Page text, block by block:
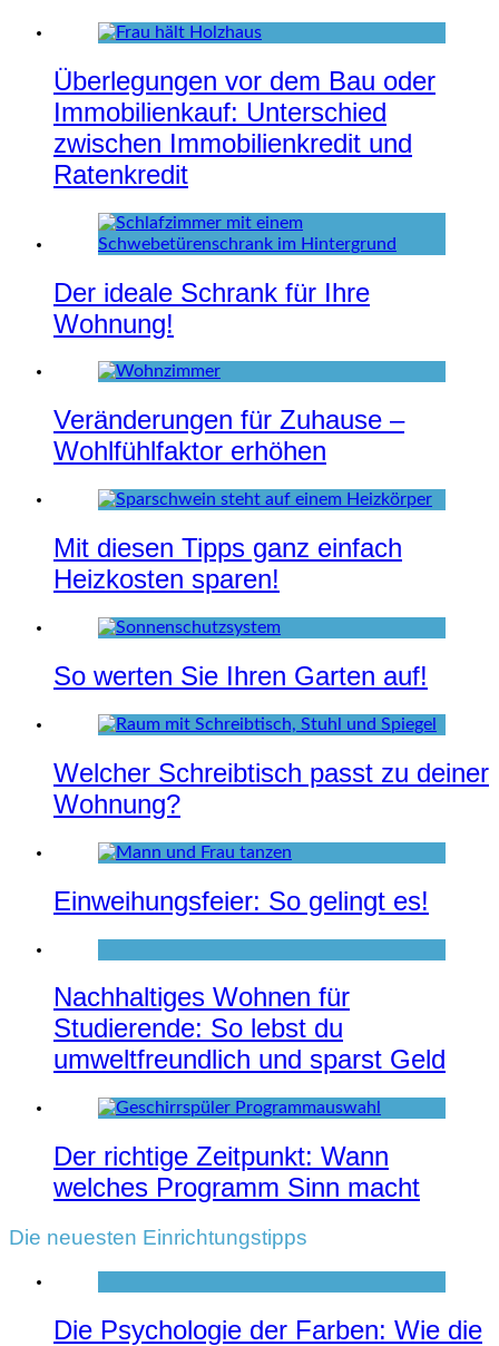
Überlegungen vor dem Bau oder
Immobilienkauf: Unterschied
zwischen Immobilienkredit und
Ratenkredit
Der ideale Schrank für Ihre
Wohnung!
Veränderungen für Zuhause –
Wohlfühlfaktor erhöhen
Mit diesen Tipps ganz einfach
Heizkosten sparen!
So werten Sie Ihren Garten auf!
Welcher Schreibtisch passt zu deiner
Wohnung?
Einweihungsfeier: So gelingt es!
Nachhaltiges Wohnen für
Studierende: So lebst du
umweltfreundlich und sparst Geld
Der richtige Zeitpunkt: Wann
welches Programm Sinn macht
Die neuesten Einrichtungstipps
Die Psychologie der Farben: Wie die